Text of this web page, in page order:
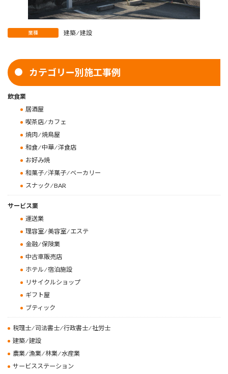
業種 建築 ⁄ 建設
カテゴリー別施工事例
飲食業
居酒屋
喫茶店 ⁄ カフェ
焼肉 ⁄ 焼鳥屋
和食 ⁄ 中華 ⁄ 洋食店
お好み焼
和菓子 ⁄ 洋菓子 ⁄ ベーカリー
スナック ⁄ BAR
サービス業
運送業
理容室 ⁄ 美容室 ⁄ エステ
金融 ⁄ 保険業
中古車販売店
ホテル ⁄ 宿泊施設
リサイクルショップ
ギフト屋
ブティック
税理士 ⁄ 司法書士 ⁄ 行政書士 ⁄ 社労士
建築 ⁄ 建設
農業 ⁄ 漁業 ⁄ 林業 ⁄ 水産業
サービスステーション